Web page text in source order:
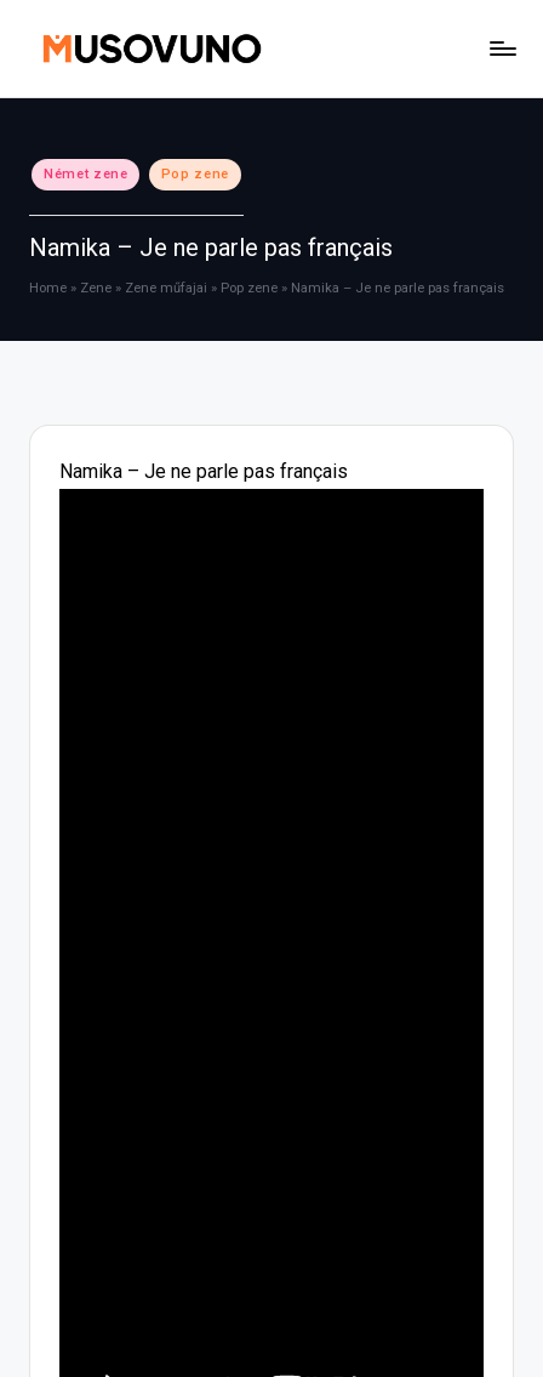
Posted
in
Német zene Pop zene
Namika – Je ne parle pas français
Home » Zene » Zene műfajai » Pop zene » Namika – Je ne parle pas français
Namika – Je ne parle pas français